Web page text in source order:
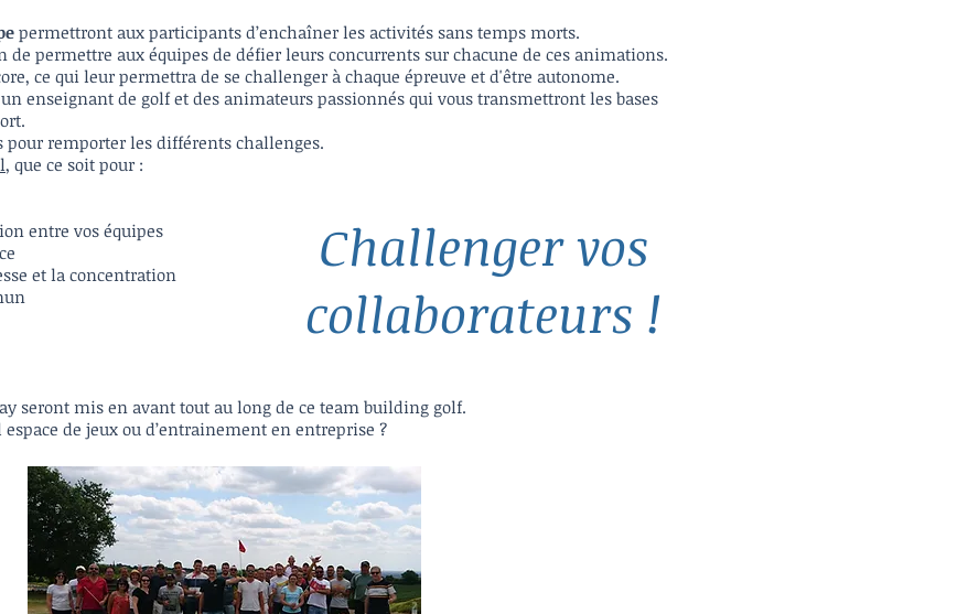
permettront aux participants d’enchaîner les activités sans temps morts.
de permettre aux équipes de défier leurs concurrents sur chacune de ces animations.
ce qui leur permettra de se challenger à chaque épreuve et d'être autonome.
enseignant de golf et des animateurs passionnés qui vous transmettront les bases
pour remporter les différents challenges.
, que ce soit pour :
entre vos équipes
et la concentration
seront mis en avant tout au long de ce team building golf.
de jeux ou d’entrainement en entreprise ?
Challenger vos
collaborateurs !